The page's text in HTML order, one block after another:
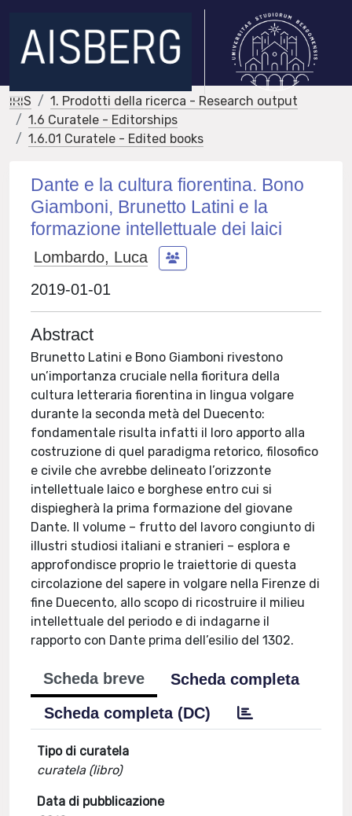
IRIS
1. Prodotti della ricerca - Research output
1.6 Curatele - Editorships
1.6.01 Curatele - Edited books
Dante e la cultura fiorentina. Bono
Giamboni, Brunetto Latini e la
formazione intellettuale dei laici
Lombardo, Luca
2019-01-01
Abstract
Brunetto Latini e Bono Giamboni rivestono
un’importanza cruciale nella fioritura della
cultura letteraria fiorentina in lingua volgare
durante la seconda metà del Duecento:
fondamentale risulta infatti il loro apporto alla
costruzione di quel paradigma retorico, filosofico
e civile che avrebbe delineato l’orizzonte
intellettuale laico e borghese entro cui si
dispiegherà la prima formazione del giovane
Dante. Il volume – frutto del lavoro congiunto di
illustri studiosi italiani e stranieri – esplora e
approfondisce proprio le traiettorie di questa
circolazione del sapere in volgare nella Firenze di
fine Duecento, allo scopo di ricostruire il milieu
intellettuale del periodo e di indagarne il
rapporto con Dante prima dell’esilio del 1302.
Scheda breve
Scheda completa
Scheda completa (DC)
Tipo di curatela
curatela (libro)
Data di pubblicazione